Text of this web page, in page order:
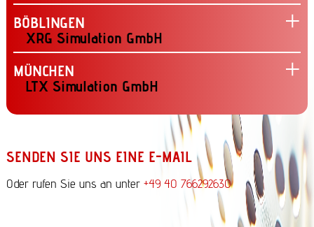
BÖBLINGEN
XRG Simulation GmbH
MÜNCHEN
LTX Simulation GmbH
SENDEN SIE UNS EINE E-MAIL
Oder rufen Sie uns an unter +49 40 766292630